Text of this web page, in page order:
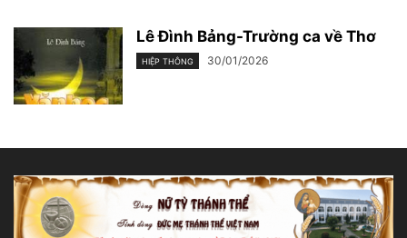
Lê Đình Bảng-Trường ca về Thơ
HIỆP THÔNG 30/01/2026